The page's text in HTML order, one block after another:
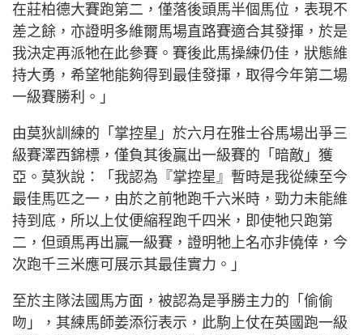
在莊柏德大賽跑第二，僅落後頭馬半個馬位，表現不
差之餘，亦證明多維爾馬場直路賽適合其發揮，於是
我決定再派牠在此參賽。賽後此馬操練仍佳，狀態維
持大勇，希望牠能夠得到最佳發揮，取得今年第二場
一級賽勝利。」
由莫狄訓練的「掌控星」於六月在雅士谷馬場出爭三
級賽澤西錦標，僅負其後贏出一級賽的「暗敵」獲
亞。莫狄說：「我認為『掌控星』暫時是我從練至今
最佳馬匹之一，由於之前牠跑千六米時，勁力未能維
持到底，所以上仗便縮程跑千四米，即使牠只跑第
二，但頭馬再出贏一級賽，證明牠上名亦非僥倖，今
次跑千三米應可展示其最佳實力。」
至於主隊法國馬方面，被認為是爭勝主力的「偷偷
吻」，其練馬師姜添衍表示，此駒上仗在英國跑一級